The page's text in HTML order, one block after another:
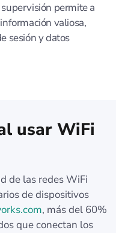
permite a
valiosa,
sesión y datos
usar WiFi
de las redes WiFi
de dispositivos
, más del 60%
que conectan los